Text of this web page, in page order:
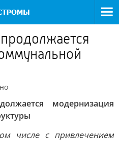
модернизация
числе с привлечением